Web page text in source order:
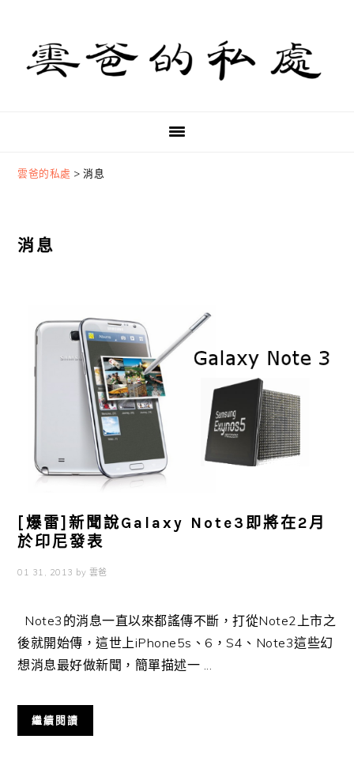
primary
navigation
content
primary
sidebar
雲爸的私處 >消息
消息
[爆雷]新聞說Galaxy Note3即將在2月
於印尼發表
01 31, 2013 by 雲爸
Note3的消息一直以來都謠傳不斷，打從Note2上市之
後就開始傳，這世上iPhone5s、6，S4、Note3這些幻
想消息最好做新聞，簡單描述一 ...
繼續閱讀